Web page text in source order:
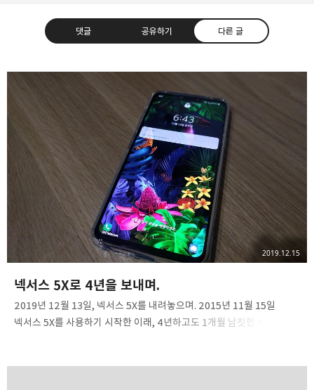
댓글 공유하기 다른 글
종이상자 공책
IT 기기부터 개인 프로젝트 후기, 여행까지
구독하기
카카오톡 라인
카카오스토리 밴드 네이버 블로그
넥서스 5X로 4년을 보내며.
2019.12.15
2019년 12월 13일, 넥서스 5X를 내려놓으며. 2015년 11월 15일
넥서스 5X를 사용하기 시작한 이래, 4년하고도 1개월 남짓한 세월이